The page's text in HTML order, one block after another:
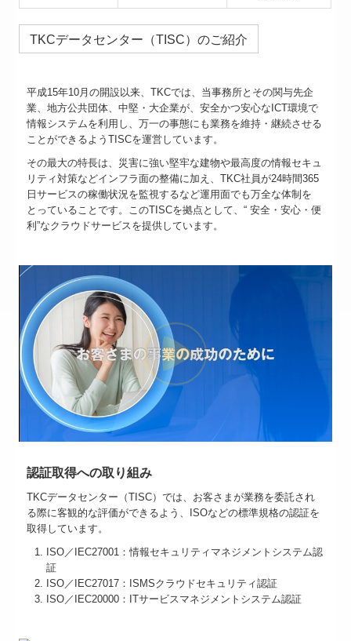
TKCデータセンター（TISC）のご紹介
平成15年10月の開設以来、TKCでは、当事務所とその関与先企
業、地方公共団体、中堅・大企業が、安全かつ安心なICT環境で
情報システムを利用し、万一の事態にも業務を維持・継続させる
ことができるようTISCを運営しています。
その最大の特長は、災害に強い堅牢な建物や最高度の情報セキュ
リティ対策などインフラ面の整備に加え、TKC社員が24時間365
日サービスの稼働状況を監視するなど運用面でも万全な体制を
とっていることです。このTISCを拠点として、“ 安全・安心・便
利”なクラウドサービスを提供しています。
認証取得への取り組み
TKCデータセンター（TISC）では、お客さまが業務を委託され
る際に客観的な評価ができるよう、ISOなどの標準規格の認証を
取得しています。
ISO／IEC27001：情報セキュリティマネジメントシステム認
証
ISO／IEC27017：ISMSクラウドセキュリティ認証
ISO／IEC20000：ITサービスマネジメントシステム認証